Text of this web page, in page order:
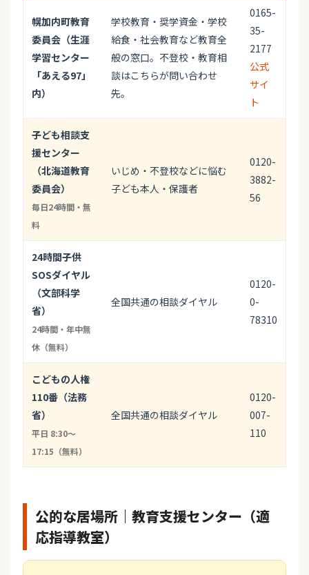
幌加内町教育
委員会（生涯
学習センター
「あえる97」
内）
学校教育・奨学資金・学校
給食・社会教育など教育全
般の窓口。不登校・教育相
談はこちらが問い合わせ
先。
0165-
35-
2177
公式
サイ
ト
子ども相談支
援センター
（北海道教育
委員会）
毎日24時間・無
料
いじめ・不登校などに悩む
子ども本人・保護者
0120-
3882-
56
24時間子供
SOSダイヤル
（文部科学
省）
24時間・年中無
休（無料）
全国共通の相談ダイヤル
0120-
0-
78310
こどもの人権
110番（法務
省）
平日 8:30〜
17:15（無料）
全国共通の相談ダイヤル
0120-
007-
110
公的な居場所｜教育支援センター（適
応指導教室）